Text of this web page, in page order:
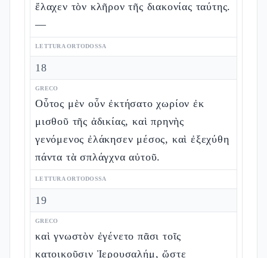
ἔλαχεν τὸν κλῆρον τῆς διακονίας ταύτης.
—
LETTURA ORTODOSSA
18
GRECO
Οὗτος μὲν οὖν ἐκτήσατο χωρίον ἐκ
μισθοῦ τῆς ἀδικίας, καὶ πρηνὴς
γενόμενος ἐλάκησεν μέσος, καὶ ἐξεχύθη
πάντα τὰ σπλάγχνα αὐτοῦ.
LETTURA ORTODOSSA
19
GRECO
καὶ γνωστὸν ἐγένετο πᾶσι τοῖς
κατοικοῦσιν Ἰερουσαλήμ, ὥστε